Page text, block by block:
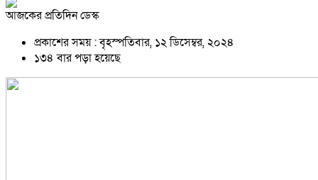
আজকের প্রতিদিন ডেস্ক
প্রকাশের সময় : বৃহস্পতিবার, ১২ ডিসেম্বর, ২০২৪
১৩৪ বার পড়া হয়েছে